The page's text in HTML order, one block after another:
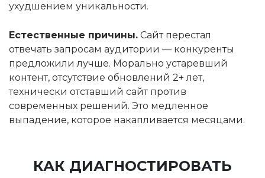
ухудшением уникальности.
Естественные причины. Сайт перестал
отвечать запросам аудитории — конкуренты
предложили лучше. Морально устаревший
контент, отсутствие обновлений 2+ лет,
технически отставший сайт против
современных решений. Это медленное
выпадение, которое накапливается месяцами.
КАК ДИАГНОСТИРОВАТЬ